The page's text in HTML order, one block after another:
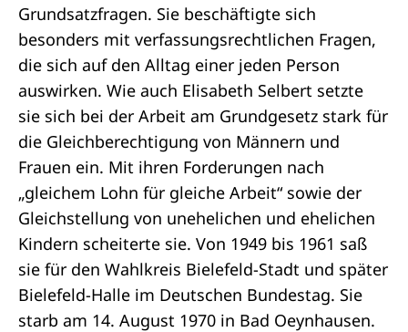
Grundsatzfragen. Sie beschäftigte sich
besonders mit verfassungsrechtlichen Fragen,
die sich auf den Alltag einer jeden Person
auswirken. Wie auch Elisabeth Selbert setzte
sie sich bei der Arbeit am Grundgesetz stark für
die Gleichberechtigung von Männern und
Frauen ein. Mit ihren Forderungen nach
„gleichem Lohn für gleiche Arbeit“ sowie der
Gleichstellung von unehelichen und ehelichen
Kindern scheiterte sie. Von 1949 bis 1961 saß
sie für den Wahlkreis Bielefeld-Stadt und später
Bielefeld-Halle im Deutschen Bundestag. Sie
starb am 14. August 1970 in Bad Oeynhausen.